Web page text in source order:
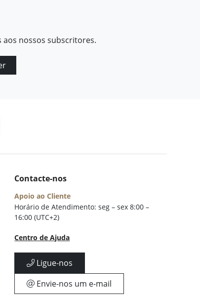
nossos subscritores.
Contacte-nos
Apoio ao Cliente
Horário de Atendimento: seg – sex 8:00 –
16:00 (UTC+2)
Centro de Ajuda
Ligue-nos
Envie-nos um e-mail